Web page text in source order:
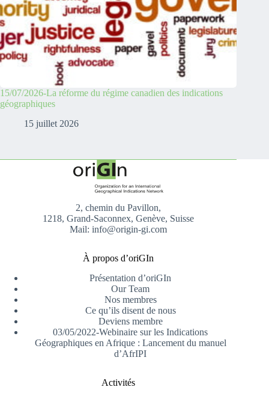
15/07/2026-La réforme du régime canadien des indications
géographiques
15 juillet 2026
2, chemin du Pavillon,
1218, Grand-Saconnex, Genève, Suisse
Mail: info@origin-gi.com
À propos d’oriGIn
Présentation d’oriGIn
Our Team
Nos membres
Ce qu’ils disent de nous
Deviens membre
03/05/2022-Webinaire sur les Indications
Géographiques en Afrique : Lancement du manuel
d’AfrIPI
Activités